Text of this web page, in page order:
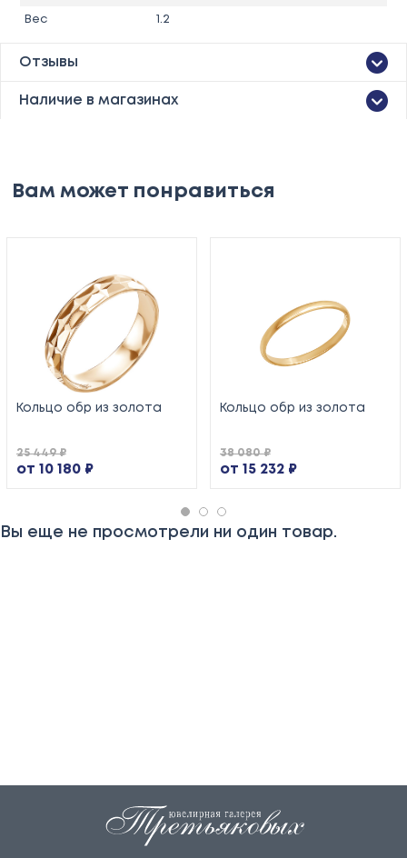
Вес 1.2
Отзывы
Наличие в магазинах
Вам может понравиться
Кольцо обр из золота
от 10 180 ₽
25 449 ₽
Кольцо обр из золота
от 15 232 ₽
38 080 ₽
Вы еще не просмотрели ни один товар.